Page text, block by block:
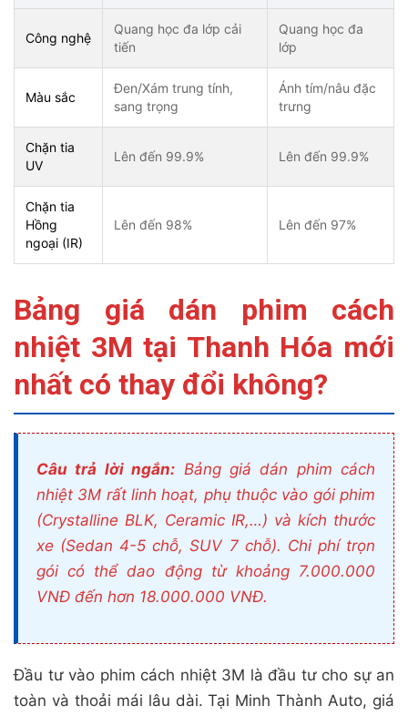
Công nghệ
Quang học đa lớp cải
tiến
Quang học đa
lớp
Màu sắc
Đen/Xám trung tính,
sang trọng
Ánh tím/nâu đặc
trưng
Chặn tia
UV
Lên đến 99.9% Lên đến 99.9%
Chặn tia
Hồng
ngoại (IR)
Lên đến 98% Lên đến 97%
Bảng giá dán phim cách
nhiệt 3M tại Thanh Hóa mới
nhất có thay đổi không?
Câu trả lời ngắn: Bảng giá dán phim cách
nhiệt 3M rất linh hoạt, phụ thuộc vào gói phim
(Crystalline BLK, Ceramic IR,…) và kích thước
xe (Sedan 4-5 chỗ, SUV 7 chỗ). Chi phí trọn
gói có thể dao động từ khoảng 7.000.000
VNĐ đến hơn 18.000.000 VNĐ.
Đầu tư vào phim cách nhiệt 3M là đầu tư cho sự an
toàn và thoải mái lâu dài. Tại Minh Thành Auto, giá